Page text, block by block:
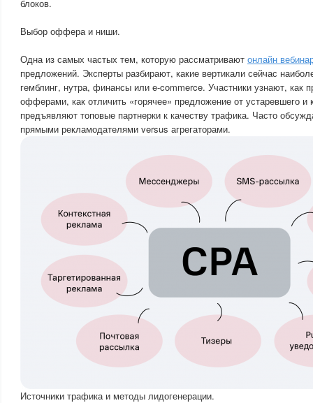
блоков.
Выбор оффера и ниши.
Одна из самых частых тем, которую рассматривают онлайн
предложений. Эксперты разбирают, какие вертикали сейчас
гемблинг, нутра, финансы или e-commerce. Участники узнают, как
офферами, как отличить «горячее» предложение от устаревшего и
предъявляют топовые партнерки к качеству трафика. Часто
прямыми рекламодателями versus агрегаторами.
Источники трафика и методы лидогенерации.